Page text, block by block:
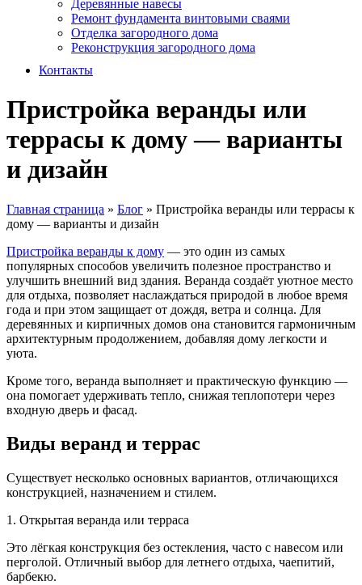
Деревянные навесы
Ремонт фундамента винтовыми сваями
Отделка загородного дома
Реконструкция загородного дома
Контакты
Пристройка веранды или
террасы к дому — варианты
и дизайн
Главная страница » Блог » Пристройка веранды или террасы к
дому — варианты и дизайн
Пристройка веранды к дому — это один из самых
популярных способов увеличить полезное пространство и
улучшить внешний вид здания. Веранда создаёт уютное место
для отдыха, позволяет наслаждаться природой в любое время
года и при этом защищает от дождя, ветра и солнца. Для
деревянных и кирпичных домов она становится гармоничным
архитектурным продолжением, добавляя дому легкости и
уюта.
Кроме того, веранда выполняет и практическую функцию —
она помогает удерживать тепло, снижая теплопотери через
входную дверь и фасад.
Виды веранд и террас
Существует несколько основных вариантов, отличающихся
конструкцией, назначением и стилем.
1. Открытая веранда или терраса
Это лёгкая конструкция без остекления, часто с навесом или
перголой. Отличный выбор для летнего отдыха, чаепитий,
барбекю.